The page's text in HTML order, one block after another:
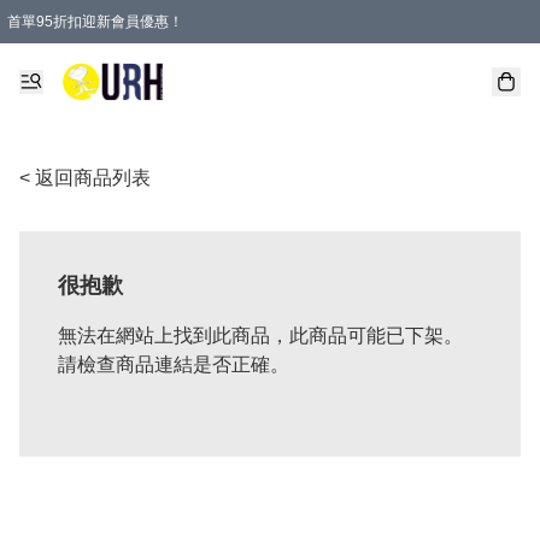
首單95折扣迎新會員優惠！
特選會員可享全單低至 95 折優惠！
單一訂單滿HKD600(澳門HKD800)包郵寄順豐送到家。
< 返回商品列表
很抱歉
無法在網站上找到此商品，此商品可能已下架。
請檢查商品連結是否正確。